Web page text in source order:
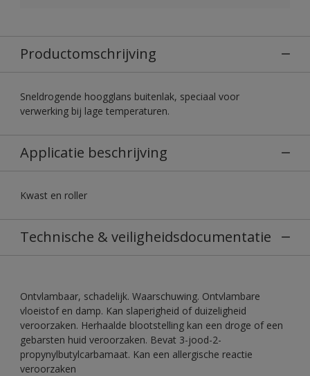
Productomschrijving
Sneldrogende hoogglans buitenlak, speciaal voor
verwerking bij lage temperaturen.
Applicatie beschrijving
Kwast en roller
Technische & veiligheidsdocumentatie
Ontvlambaar, schadelijk. Waarschuwing. Ontvlambare
vloeistof en damp. Kan slaperigheid of duizeligheid
veroorzaken. Herhaalde blootstelling kan een droge of een
gebarsten huid veroorzaken. Bevat 3-jood-2-
propynylbutylcarbamaat. Kan een allergische reactie
veroorzaken